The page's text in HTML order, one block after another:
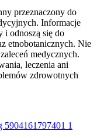
przeznaczony do
Informacje
i odnoszą się do
etnobotanicznych. Nie
medycznych.
leczenia ani
zdrowotnych